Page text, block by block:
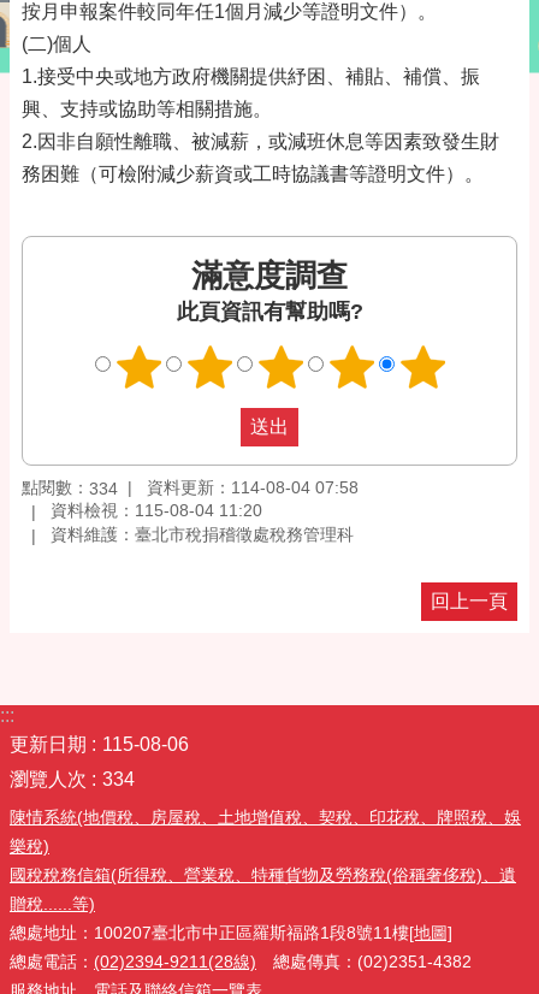
按月申報案件較同年任1個月減少等證明文件）。
(二)個人
1.接受中央或地方政府機關提供紓困、補貼、補償、振
興、支持或協助等相關措施。
2.因非自願性離職、被減薪，或減班休息等因素致發生財
務困難（可檢附減少薪資或工時協議書等證明文件）。
滿意度調查
此頁資訊有幫助嗎?
點閱數： 334
資料更新：114-08-04 07:58
資料檢視：115-08-04 11:20
資料維護：臺北市稅捐稽徵處稅務管理科
回上一頁
:::
更新日期
115-08-06
瀏覽人次
334
陳情系統(地價稅、房屋稅、土地增值稅、契稅、印花稅、牌照稅、娛
樂稅)
國稅稅務信箱(所得稅、營業稅、特種貨物及勞務稅(俗稱奢侈稅)、遺
贈稅......等)
總處地址：100207臺北市中正區羅斯福路1段8號11樓[地圖]
總處電話： (02)2394-9211(28線) 總處傳真：(02)2351-4382